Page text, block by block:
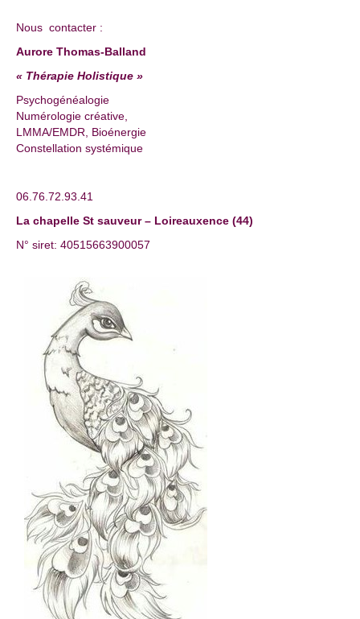
Nous contacter :
Aurore Thomas-Balland
« Thérapie Holistique »
Psychogénéalogie
Numérologie créative,
LMMA/EMDR, Bioénergie
Constellation systémique
06.76.72.93.41
La chapelle St sauveur – Loireauxence (44)
N° siret: 40515663900057